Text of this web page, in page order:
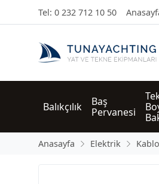
Tel: 0 232 712 10 50
Balıkçılık
Baş
Pervanesi
Anasayfa Elektrik